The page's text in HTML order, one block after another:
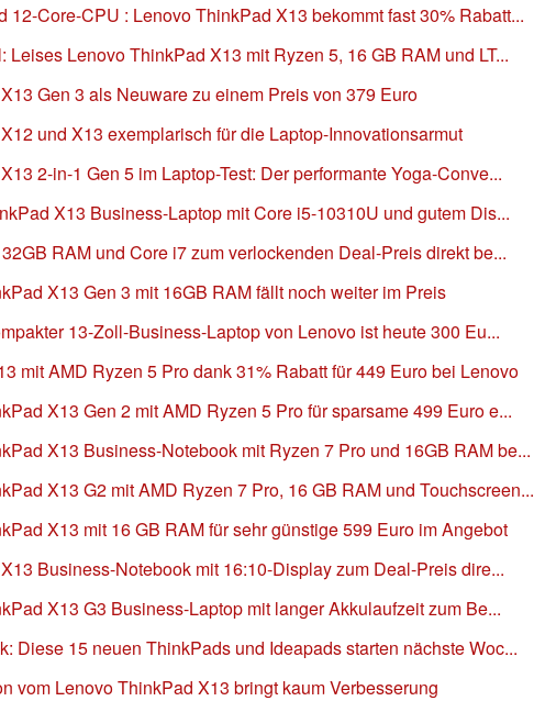
12-Core-CPU : Lenovo ThinkPad X13 bekommt fast 30% Rabatt...
Leises Lenovo ThinkPad X13 mit Ryzen 5, 16 GB RAM und LT...
Gen 3 als Neuware zu einem Preis von 379 Euro
und X13 exemplarisch für die Laptop-Innovationsarmut
2-in-1 Gen 5 im Laptop-Test: Der performante Yoga-Conve...
X13 Business-Laptop mit Core i5-10310U und gutem Dis...
RAM und Core i7 zum verlockenden Deal-Preis direkt be...
X13 Gen 3 mit 16GB RAM fällt noch weiter im Preis
13-Zoll-Business-Laptop von Lenovo ist heute 300 Eu...
mit AMD Ryzen 5 Pro dank 31% Rabatt für 449 Euro bei Lenovo
X13 Gen 2 mit AMD Ryzen 5 Pro für sparsame 499 Euro e...
X13 Business-Notebook mit Ryzen 7 Pro und 16GB RAM be...
X13 G2 mit AMD Ryzen 7 Pro, 16 GB RAM und Touchscreen...
X13 mit 16 GB RAM für sehr günstige 599 Euro im Angebot
Business-Notebook mit 16:10-Display zum Deal-Preis dire...
X13 G3 Business-Laptop mit langer Akkulaufzeit zum Be...
Diese 15 neuen ThinkPads und Ideapads starten nächste Woc...
vom Lenovo ThinkPad X13 bringt kaum Verbesserung